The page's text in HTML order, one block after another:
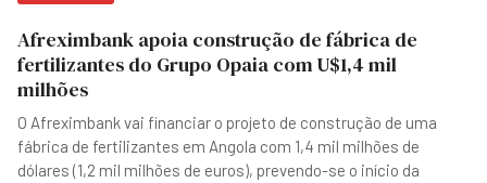
Afreximbank apoia construção de fábrica de
fertilizantes do Grupo Opaia com U$1,4 mil
milhões
O Afreximbank vai financiar o projeto de construção de uma
fábrica de fertilizantes em Angola com 1,4 mil milhões de
dólares (1,2 mil milhões de euros), prevendo-se o início da